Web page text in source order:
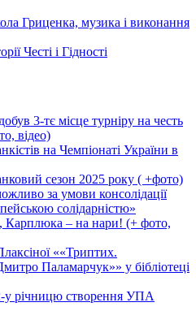
Гриценка, музика і виконання
Честі і Гідності
3-тє місце турніру на честь
відео)
на Чемпіонаті України в
сезон 2025 року ( +фото)
за умови консолідації
солідарністю»
– на нари! (+ фото,
««Триптих.
Паламарчук»» у бібліотеці
у річницю створення УПА